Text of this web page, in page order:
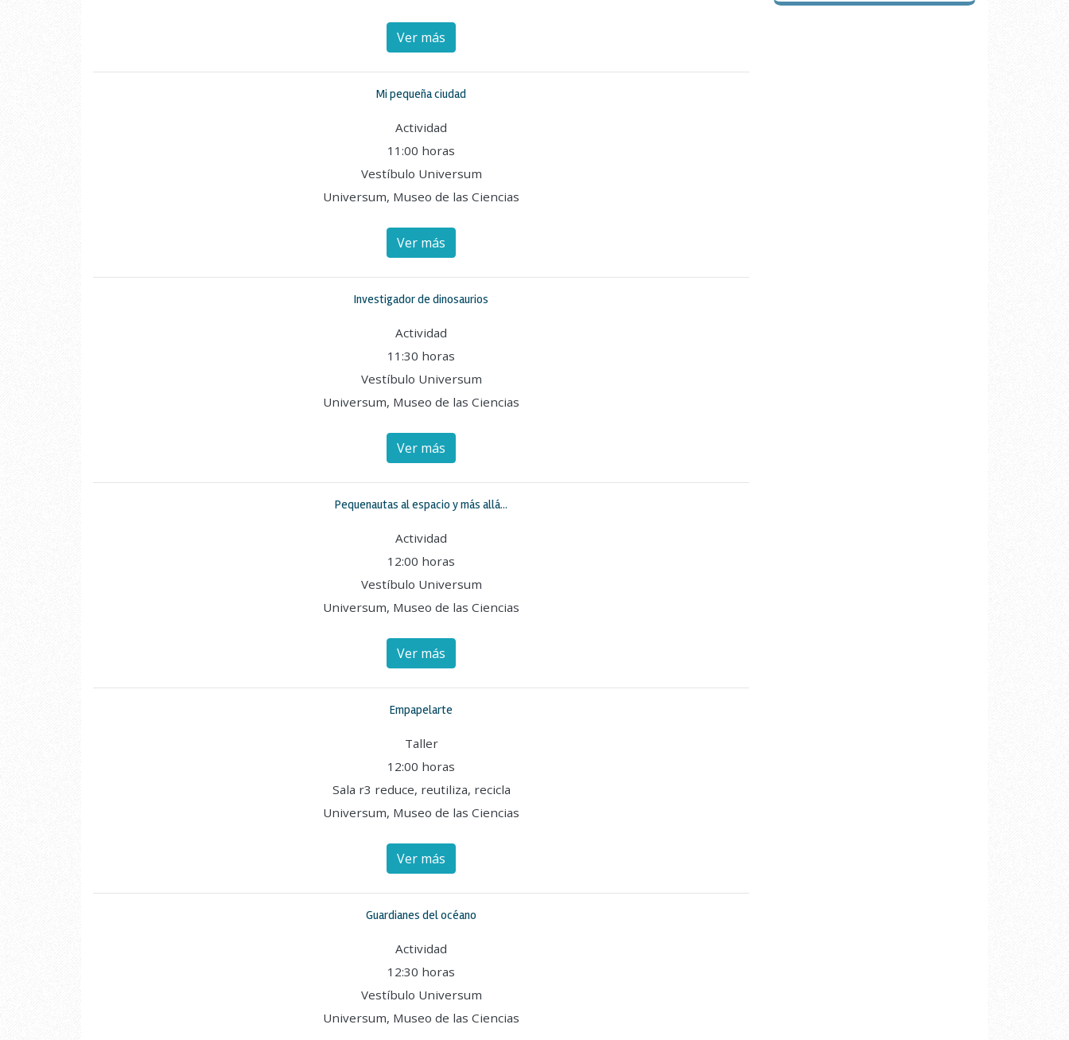
Ver más
Mi pequeña ciudad
Actividad
11:00 horas
Vestíbulo Universum
Universum, Museo de las Ciencias
Ver más
Investigador de dinosaurios
Actividad
11:30 horas
Vestíbulo Universum
Universum, Museo de las Ciencias
Ver más
Pequenautas al espacio y más allá...
Actividad
12:00 horas
Vestíbulo Universum
Universum, Museo de las Ciencias
Ver más
Empapelarte
Taller
12:00 horas
Sala r3 reduce, reutiliza, recicla
Universum, Museo de las Ciencias
Ver más
Guardianes del océano
Actividad
12:30 horas
Vestíbulo Universum
Universum, Museo de las Ciencias